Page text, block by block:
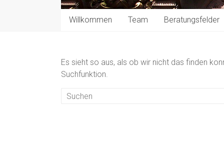
Willkommen Team Beratungsfelder
Es sieht so aus, als ob wir nicht das finden
Suchfunktion.